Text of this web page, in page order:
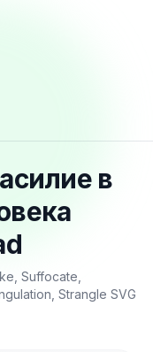
в
Suffocate,
Strangle SVG